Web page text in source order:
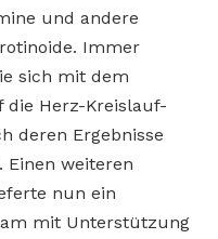
und andere
Immer
sich mit dem
die Herz-Kreislauf-
deren Ergebnisse
weiteren
nun ein
mit Unterstützung